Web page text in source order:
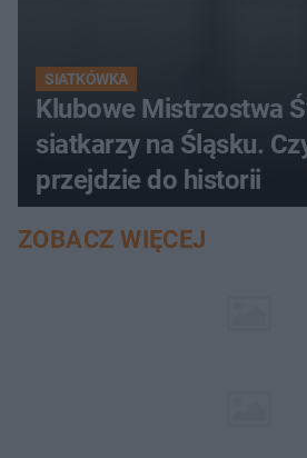
SIATKÓWKA
Klubowe Mistrzostwa
siatkarzy na Śląsku.
przejdzie do historii
ZOBACZ WIĘCEJ